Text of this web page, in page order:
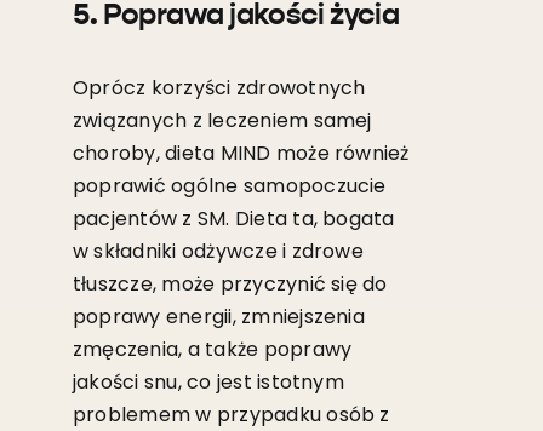
5. Poprawa jakości życia
Oprócz korzyści zdrowotnych
związanych z leczeniem samej
choroby, dieta MIND może również
poprawić ogólne samopoczucie
pacjentów z SM. Dieta ta, bogata
w składniki odżywcze i zdrowe
tłuszcze, może przyczynić się do
poprawy energii, zmniejszenia
zmęczenia, a także poprawy
jakości snu, co jest istotnym
problemem w przypadku osób z